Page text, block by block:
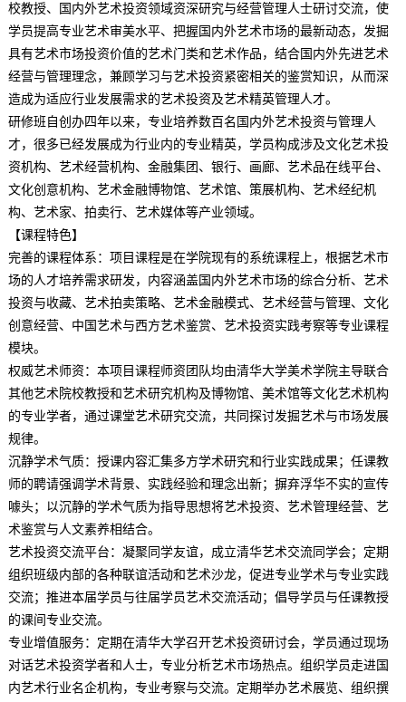
校教授、国内外艺术投资领域资深研究与经营管理人士研讨交流，使
学员提高专业艺术审美水平、把握国内外艺术市场的最新动态，发掘
具有艺术市场投资价值的艺术门类和艺术作品，结合国内外先进艺术
经营与管理理念，兼顾学习与艺术投资紧密相关的鉴赏知识，从而深
造成为适应行业发展需求的艺术投资及艺术精英管理人才。
研修班自创办四年以来，专业培养数百名国内外艺术投资与管理人
才，很多已经发展成为行业内的专业精英，学员构成涉及文化艺术投
资机构、艺术经营机构、金融集团、银行、画廊、艺术品在线平台、
文化创意机构、艺术金融博物馆、艺术馆、策展机构、艺术经纪机
构、艺术家、拍卖行、艺术媒体等产业领域。
【课程特色】
完善的课程体系：项目课程是在学院现有的系统课程上，根据艺术市
场的人才培养需求研发，内容涵盖国内外艺术市场的综合分析、艺术
投资与收藏、艺术拍卖策略、艺术金融模式、艺术经营与管理、文化
创意经营、中国艺术与西方艺术鉴赏、艺术投资实践考察等专业课程
模块。
权威艺术师资：本项目课程师资团队均由清华大学美术学院主导联合
其他艺术院校教授和艺术研究机构及博物馆、美术馆等文化艺术机构
的专业学者，通过课堂艺术研究交流，共同探讨发掘艺术与市场发展
规律。
沉静学术气质：授课内容汇集多方学术研究和行业实践成果；任课教
师的聘请强调学术背景、实践经验和理念出新；摒弃浮华不实的宣传
噱头；以沉静的学术气质为指导思想将艺术投资、艺术管理经营、艺
术鉴赏与人文素养相结合。
艺术投资交流平台：凝聚同学友谊，成立清华艺术交流同学会；定期
组织班级内部的各种联谊活动和艺术沙龙，促进专业学术与专业实践
交流；推进本届学员与往届学员艺术交流活动；倡导学员与任课教授
的课间专业交流。
专业增值服务：定期在清华大学召开艺术投资研讨会，学员通过现场
对话艺术投资学者和人士，专业分析艺术市场热点。组织学员走进国
内艺术行业名企机构，专业考察与交流。定期举办艺术展览、组织撰